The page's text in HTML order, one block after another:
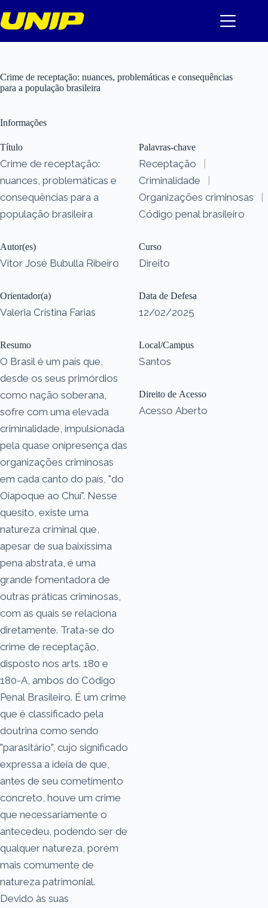
para
o
Crime de receptação: nuances, problemáticas e consequências
para a população brasileira
Informações
Título
Crime de receptação:
nuances, problemáticas e
consequências para a
população brasileira
Autor(es)
Vitor José Bubulla Ribeiro
Orientador(a)
Valeria Cristina Farias
Resumo
O Brasil é um país que,
desde os seus primórdios
como nação soberana,
sofre com uma elevada
criminalidade, impulsionada
pela quase onipresença das
organizações criminosas
em cada canto do país, "do
Oiapoque ao Chuí". Nesse
quesito, existe uma
natureza criminal que,
apesar de sua baixíssima
pena abstrata, é uma
grande fomentadora de
outras práticas criminosas,
com as quais se relaciona
diretamente. Trata-se do
crime de receptação,
disposto nos arts. 180 e
180-A, ambos do Código
Penal Brasileiro. É um crime
que é classificado pela
doutrina como sendo
"parasitário", cujo significado
expressa a ideia de que,
antes de seu cometimento
concreto, houve um crime
que necessariamente o
antecedeu, podendo ser de
qualquer natureza, porém
mais comumente de
natureza patrimonial.
Devido às suas
Palavras-chave
Receptação
|
Criminalidade
|
Organizações criminosas
|
Código penal brasileiro
Curso
Direito
Data de Defesa
12/02/2025
Local/Campus
Santos
Direito de Acesso
Acesso Aberto